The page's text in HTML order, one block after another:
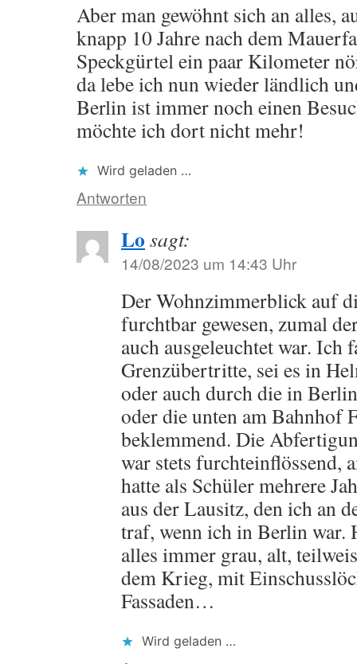
Aber man gewöhnt sich an alles,
knapp 10 Jahre nach dem
Speckgürtel ein paar Kilometer
da lebe ich nun wieder ländlich
Berlin ist immer noch einen
möchte ich dort nicht mehr!
Wird geladen …
Antworten
Lo sagt:
14/08/2023 um 14:43 Uhr
Der Wohnzimmerblick auf
furchtbar gewesen, zumal
auch ausgeleuchtet war. Ich
Grenzübertritte, sei es in
oder auch durch die in
oder die unten am Bahnhof
beklemmend. Die
war stets furchteinflössend,
hatte als Schüler mehrere
aus der Lausitz, den ich an
traf, wenn ich in Berlin war.
alles immer grau, alt,
dem Krieg, mit
Fassaden…
Wird geladen …